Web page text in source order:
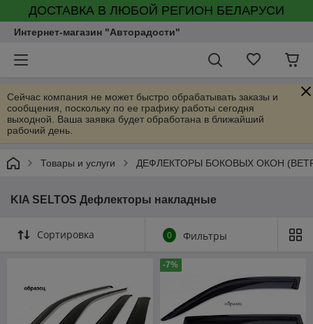
ДОСТАВКА В ЛЮБОЙ РЕГИОН БЕЛАРУСИ
Интернет-магазин "Авторадости"
Сейчас компания не может быстро обрабатывать заказы и
сообщения, поскольку по ее графику работы сегодня
выходной. Ваша заявка будет обработана в ближайший
рабочий день.
Товары и услуги ДЕФЛЕКТОРЫ БОКОВЫХ ОКОН
KIA SELTOS Дефлекторы накладные
Сортировка 0 Фильтры
-7%